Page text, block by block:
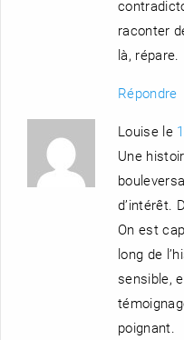
raconter
là, répare.
Répondre
Louise le
Une
d’intérêt.
On est
long de
sensible,
poignant.